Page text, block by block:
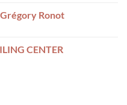
Ronot
CENTER